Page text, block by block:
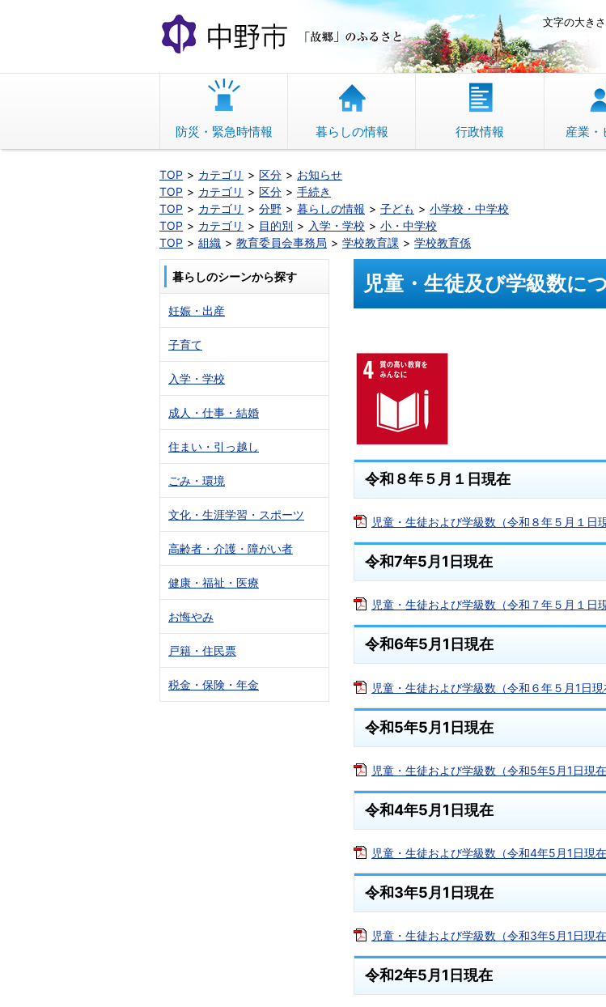
文
へ
動
中野市 「故郷」のふるさと文字の大きさ
防災・緊急時情報 暮らしの情報 行政情報 産業・
TOP カテゴリ 区分
お知らせ
TOP
カテゴリ 区分
手続き
TOP
カテゴリ 分野 暮らしの情報 子ども
小学校・中学校
TOP
カテゴリ 目的別 入学・学校
小・中学校
TOP
組織 教育委員会事務局 学校教育課 学校教育係
児童・生徒及び学級数に
令和８年５月１日現在
児童・生徒および学級数（令和８年５月１日
令和7年5月1日現在
児童・生徒および学級数（令和７年５月１日
令和6年5月1日現在
児童・生徒および学級数（令和６年５月1日
令和5年5月1日現在
児童・生徒および学級数（令和5年5月1日現
令和4年5月1日現在
児童・生徒および学級数（令和4年5月1日現
令和3年5月1日現在
児童・生徒および学級数（令和3年5月1日現
令和2年5月1日現在
暮らしのシーンから探す
妊娠・出産
子育て
入学・学校
成人・仕事・結婚
住まい・引っ越し
ごみ・環境
文化・生涯学習・スポーツ
高齢者・介護・障がい者
健康・福祉・医療
お悔やみ
戸籍・住民票
税金・保険・年金